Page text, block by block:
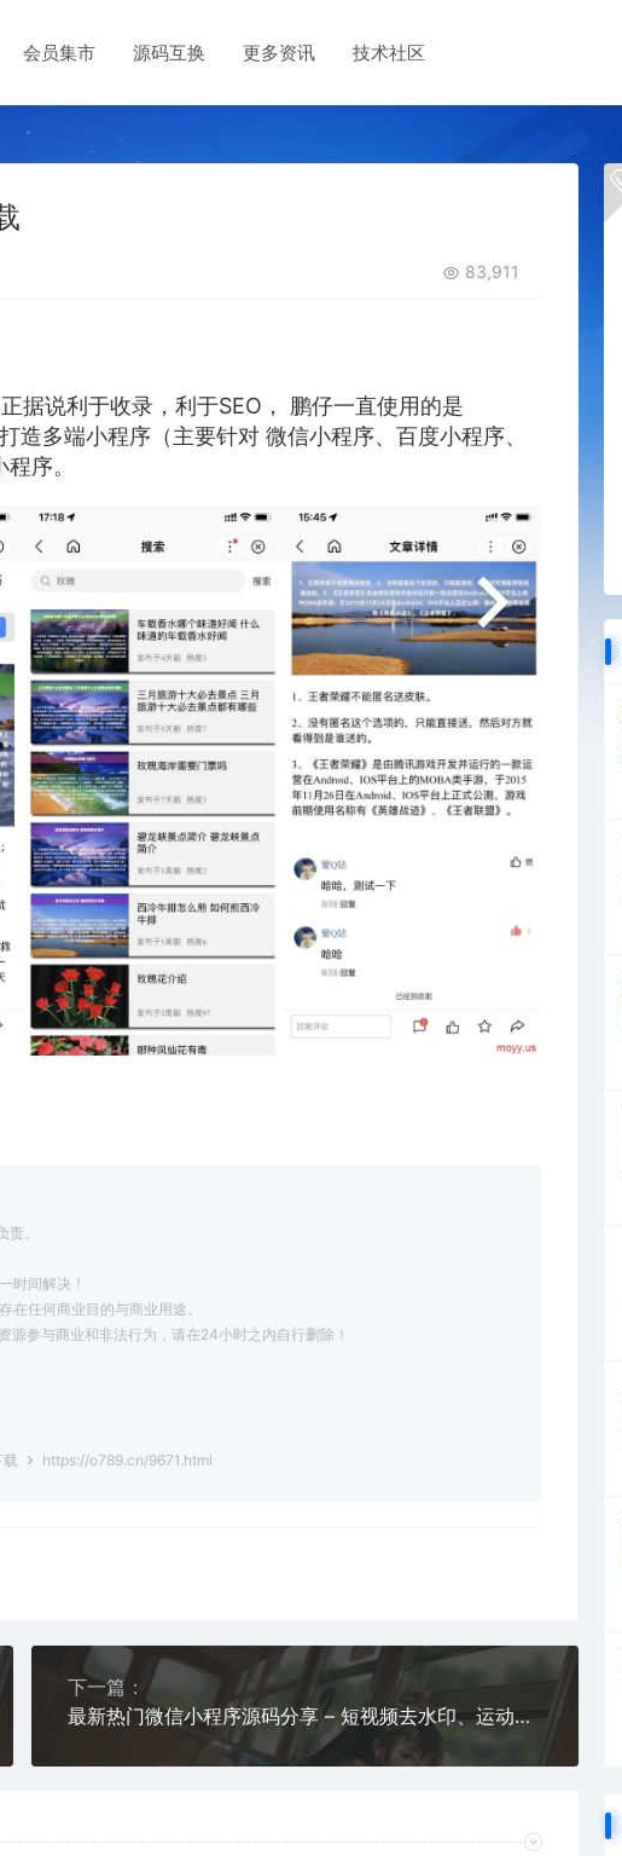
会员集市 源码互换 更多资讯 技术社区
83,911
据说利于收录，利于SEO， 鹏仔一直使用的是
多端小程序（主要针对 微信小程序、百度小程序、
序。
。
时间解决！
任何商业目的与商业用途。
参与商业和非法行为，请在24小时之内自行删除！
https://o789.cn/9671.html
下一篇：
最新热门微信小程序源码分享 – 短视频去水印、运动刷步、趣味小游戏一站下载